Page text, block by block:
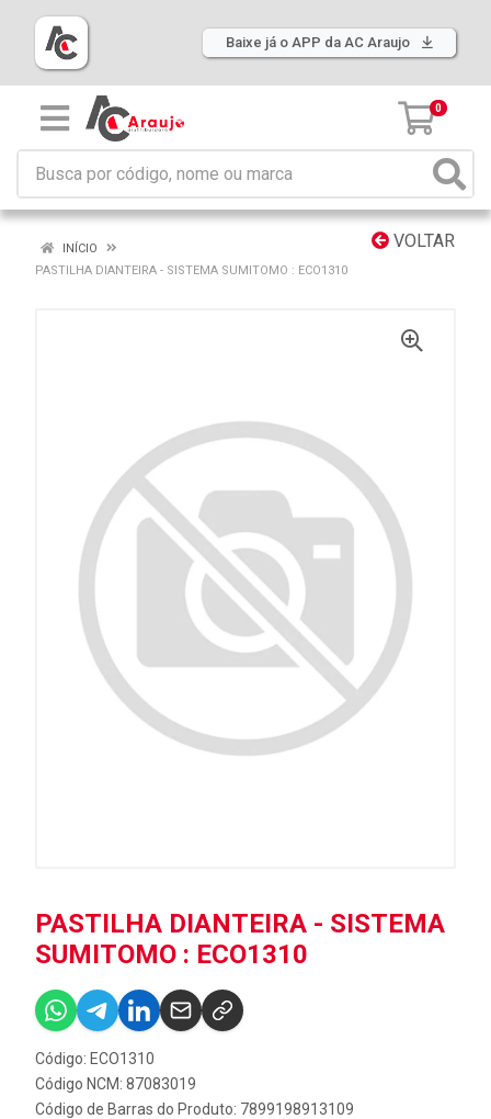
Baixe já o APP da AC Araujo
0
VOLTAR
INÍCIO
PASTILHA DIANTEIRA - SISTEMA SUMITOMO : ECO1310
PASTILHA DIANTEIRA - SISTEMA
SUMITOMO : ECO1310
Código: ECO1310
Código NCM: 87083019
Código de Barras do Produto: 7899198913109